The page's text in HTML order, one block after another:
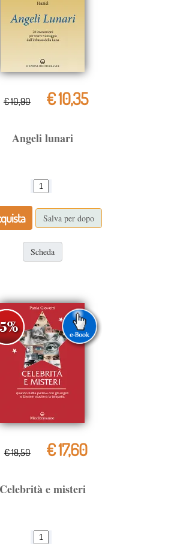
€ 10,90 € 10,35
Angeli lunari
Salva per dopo
Scheda
€ 18,50 € 17,60
Celebrità e misteri